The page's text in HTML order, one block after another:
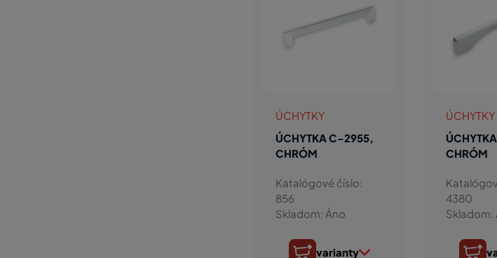
ÚCHYTKY
ÚCHYTKA C-2955,
CHRÓM
Katalógové číslo:
856
Skladom: Áno
varianty
ÚCHYTKY
CHRÓM
4380
Skladom: